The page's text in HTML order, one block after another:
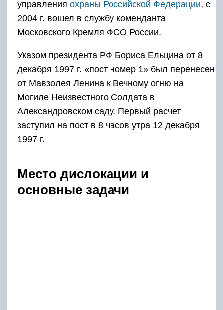
управления охраны Российской Федерации, с
2004 г. вошел в службу коменданта
Московского Кремля ФСО России.
Указом президента РФ Бориса Ельцина от 8
декабря 1997 г. «пост номер 1» был перенесен
от Мавзолея Ленина к Вечному огню на
Могиле Неизвестного Солдата в
Александровском саду. Первый расчет
заступил на пост в 8 часов утра 12 декабря
1997 г.
Место дислокации и
основные задачи